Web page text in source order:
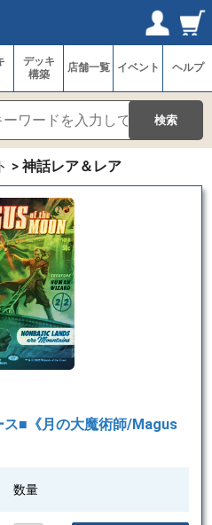
グイン／会員登録
イページ
デッキ
構築
店舗一覧 イベント ヘルプ
> 神話レア＆レア
ス■《月の大魔術師/Magus
数量